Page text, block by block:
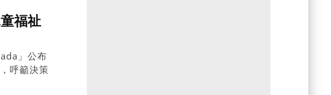
福祉
」公布
呼籲決策